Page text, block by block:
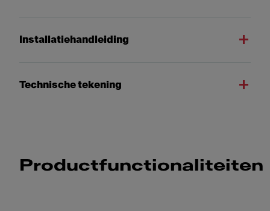
Installatiehandleiding
Technische tekening
Productfunctionaliteiten